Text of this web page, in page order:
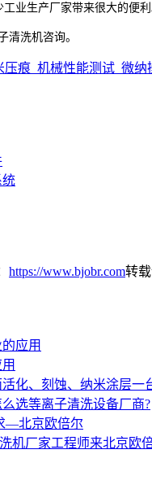
业生产厂家带来很大的便
清洗机咨询。
压痕_机械性能测试_微纳
统
https://www.bjobr.com转
应用
化、刻蚀、纳米涂层一
选等离子清洗设备厂商?
—北京欧倍尔
机厂家工程师来北京欧